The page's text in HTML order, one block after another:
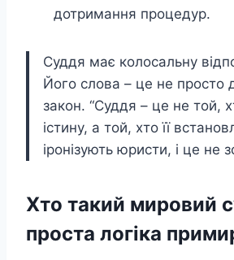
дотримання процедур.
Суддя має колосальну
Його слова – це не просто
закон. “Суддя – це не той,
істину, а той, хто її
іронізують юристи, і це не
Хто такий мировий
проста логіка